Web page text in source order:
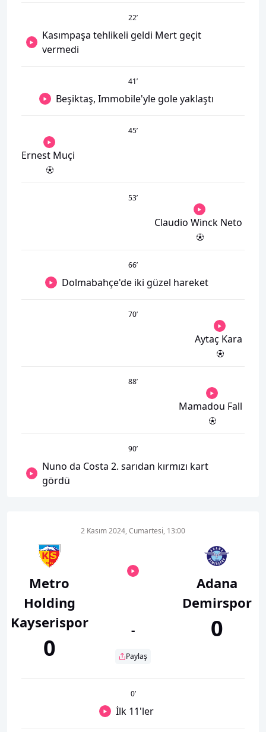
22’
Kasımpaşa tehlikeli geldi Mert geçit
vermedi
41’
Beşiktaş, Immobile'yle gole yaklaştı
45’
Ernest Muçi
53’
Claudio Winck Neto
66’
Dolmabahçe'de iki güzel hareket
70’
Aytaç Kara
88’
Mamadou Fall
90’
Nuno da Costa 2. sarıdan kırmızı kart
gördü
Metro
Holding
Kayserispor
0
2 Kasım 2024, Cumartesi, 13:00
-
Paylaş
Adana
Demirspor
0
0’
İlk 11'ler